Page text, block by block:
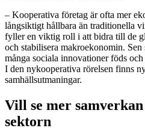
– Kooperativa företag är ofta mer
långsiktigt hållbara än traditionella
fyller en viktig roll i att bidra till de
och stabilisera makroekonomin.
många sociala innovationer föds
I den nykooperativa rörelsen finns
samhällsutmaningar.
Vill se mer
sektorn